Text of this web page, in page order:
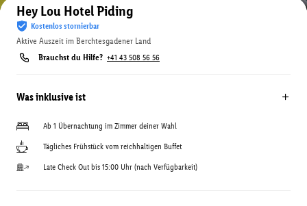
Hey Lou Hotel Piding
Kostenlos stornierbar
Aktive Auszeit im Berchtesgadener Land
Brauchst du Hilfe? +41 43 508 56 56
Was inklusive ist
Ab 1 Übernachtung im Zimmer deiner Wahl
Tägliches Frühstück vom reichhaltigen Buffet
Late Check Out bis 15:00 Uhr (nach Verfügbarkeit)